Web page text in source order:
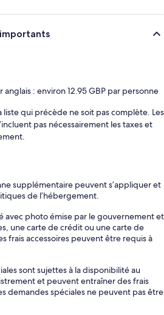
anglais : environ 12.95 GBP par personne
liste qui précède ne soit pas complète. Les
pas nécessairement les taxes et
supplémentaire peuvent s’appliquer et
de l’hébergement.
avec photo émise par le gouvernement et
une carte de crédit ou une carte de
frais accessoires peuvent être requis à
sont sujettes à la disponibilité au
et peuvent entraîner des frais
demandes spéciales ne peuvent pas être